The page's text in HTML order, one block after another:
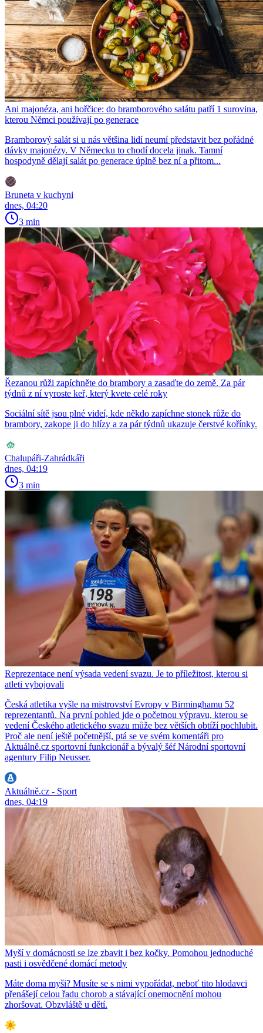
Ani majonéza, ani hořčice: do bramborového salátu patří 1 surovina,
kterou Němci používají po generace
Bramborový salát si u nás většina lidí neumí představit bez pořádné
dávky majonézy. V Německu to chodí docela jinak. Tamní
hospodyně dělají salát po generace úplně bez ní a přitom...
Bruneta v kuchyni
dnes, 04:20
3 min
Řezanou růži zapíchněte do brambory a zasaďte do země. Za pár
týdnů z ní vyroste keř, který kvete celé roky
Sociální sítě jsou plné videí, kde někdo zapíchne stonek růže do
brambory, zakope ji do hlízy a za pár týdnů ukazuje čerstvé kořínky.
Chalupáři-Zahrádkáři
dnes, 04:19
3 min
Reprezentace není výsada vedení svazu. Je to příležitost, kterou si
atleti vybojovali
Česká atletika vyšle na mistrovství Evropy v Birminghamu 52
reprezentantů. Na první pohled jde o početnou výpravu, kterou se
vedení Českého atletického svazu může bez větších obtíží pochlubit.
Proč ale není ještě početnější, ptá se ve svém komentáři pro
Aktuálně.cz sportovní funkcionář a bývalý šéf Národní sportovní
agentury Filip Neusser.
Aktuálně.cz - Sport
dnes, 04:19
Myší v domácnosti se lze zbavit i bez kočky. Pomohou jednoduché
pasti i osvědčené domácí metody
Máte doma myši? Musíte se s nimi vypořádat, neboť tito hlodavci
přenášejí celou řadu chorob a stávající onemocnění mohou
zhoršovat. Obzvláště u dětí.